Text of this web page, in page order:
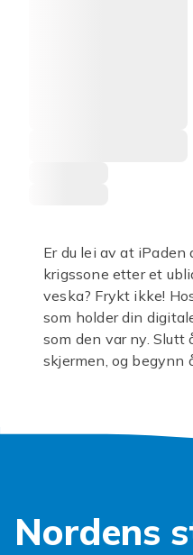
Er du lei av at iPaden
krigssone etter et
veska? Frykt ikke!
som holder din
som den var ny. Slutt
skjermen, og begynn
stygge riper. Hos oss
robuste løsninger
eller en travel
skjermbeskytter
Nordens